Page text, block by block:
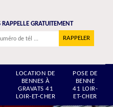
GRATUITEMENT
LOCATION DE
BENNES À
GRAVATS 41
LOIR-ET-CHER
POSE DE
BENNE
41 LOIR-
ET-CHER